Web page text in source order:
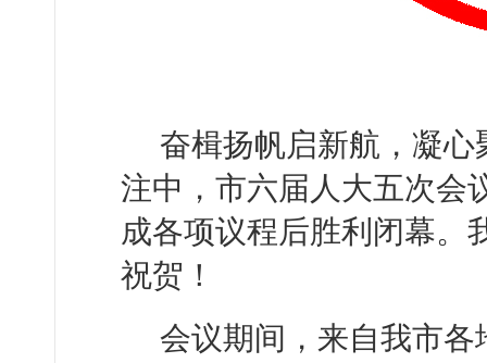
奋楫扬帆启新航，凝
注中，市六届人大五次会
成各项议程后胜利闭幕。
祝贺！
会议期间，来自我市